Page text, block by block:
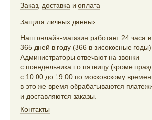
Заказ доставка и оплата
Защита личных данных
Наш онлайн-магазин работает 24 часа в
365 дней в году (366 в високосные годы).
Администраторы отвечают на звонки
с понедельника по пятницу (кроме
с 10:00 до 19:00 по московскому
в это же время обрабатываются платежи
и доставляются заказы.
Контакты